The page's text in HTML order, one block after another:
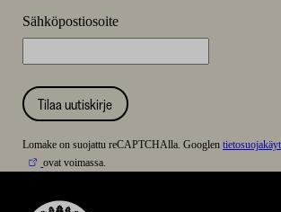
Sähköpostiosoite
Tilaa uutiskirje
Lomake on suojattu reCAPTCHAlla. Googlen
ovat voimassa.